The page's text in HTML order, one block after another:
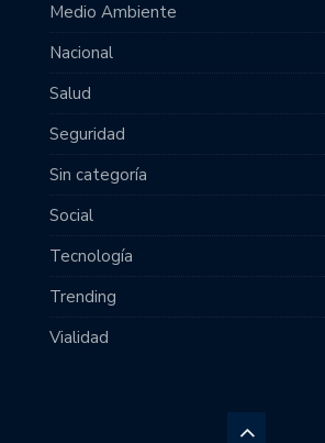
Medio Ambiente
Nacional
Salud
Seguridad
Sin categoría
Social
Tecnología
Trending
Vialidad